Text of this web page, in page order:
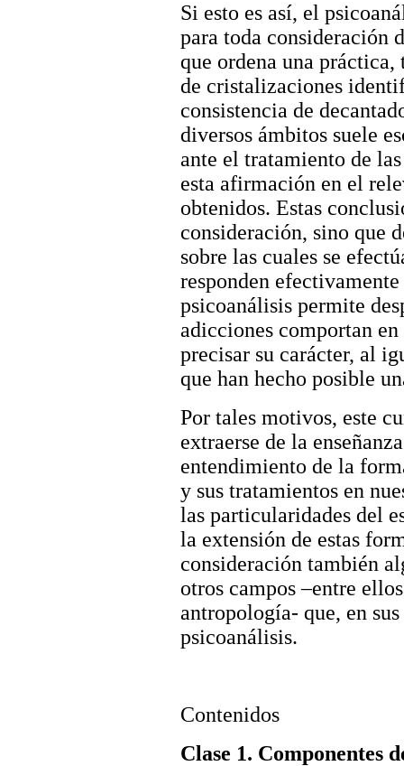
Si esto es así, el
para toda consideración
que ordena una
de cristalizaciones
consistencia de
diversos ámbitos suele
ante el tratamiento de
esta afirmación en el
obtenidos. Estas
consideración, sino que
sobre las cuales se
responden
psicoanálisis permite
adicciones comportan
precisar su carácter, al
que han hecho posible
Por tales motivos, este
extraerse de la
entendimiento de la
y sus tratamientos en
las particularidades del
la extensión de estas
consideración también
otros campos –entre
antropología- que, en
psicoanálisis.
Contenidos
Clase 1. Componentes